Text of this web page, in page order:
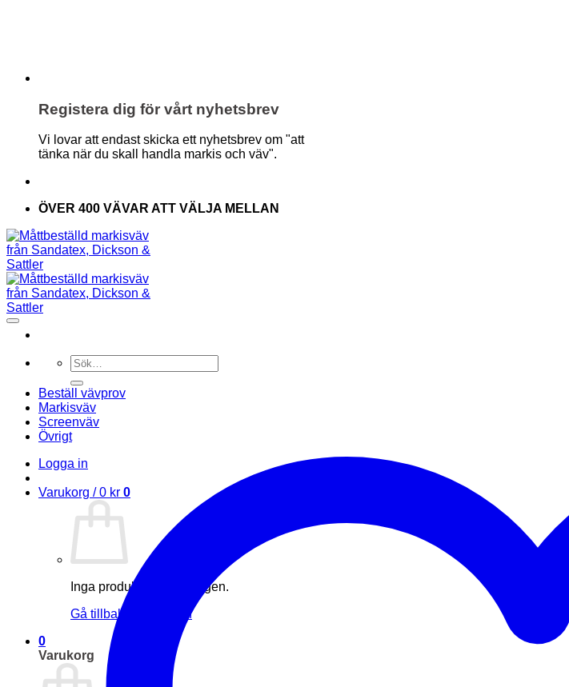
Registera dig för vårt nyhetsbrev
Vi lovar att endast skicka ett nyhetsbrev om "att
tänka när du skall handla markis och väv".
ÖVER 400 VÄVAR ATT VÄLJA MELLAN
Sök
efter:
Beställ vävprov
Markisväv
Screenväv
Övrigt
Logga in
Varukorg /0 kr 0
Inga produkter i varukorgen.
Gå tillbaka till butiken
0
Varukorg